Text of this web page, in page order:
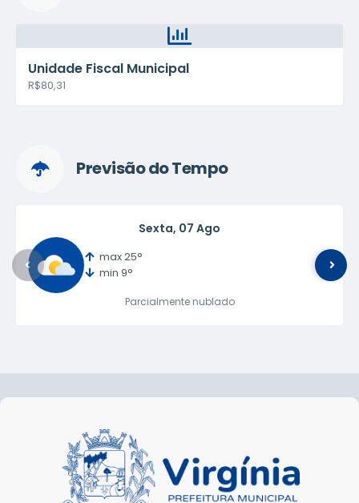
Unidade Fiscal Municipal
R$80,31
Previsão do Tempo
Sexta 07 Ago
Parcialmente nublado
max 25°
min 9°